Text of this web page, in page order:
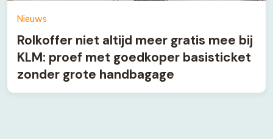
Nieuws
Rolkoffer niet altijd meer gratis mee bij
KLM: proef met goedkoper basisticket
zonder grote handbagage